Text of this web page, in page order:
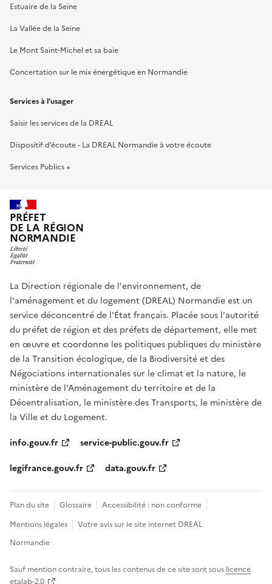
Estuaire de la Seine
La Vallée de la Seine
Le Mont Saint-Michel et sa baie
Concertation sur le mix énergétique en Normandie
Services à l’usager
Saisir les services de la DREAL
Dispositif d’écoute - La DREAL Normandie à votre écoute
Services Publics +
PRÉFET
DE LA RÉGION
NORMANDIE
La Direction régionale de l'environnement, de
l'aménagement et du logement (DREAL) Normandie est un
service déconcentré de l'État français. Placée sous l'autorité
du préfet de région et des préfets de département, elle met
en œuvre et coordonne les politiques publiques du ministère
de la Transition écologique, de la Biodiversité et des
Négociations internationales sur le climat et la nature, le
ministère de l’Aménagement du territoire et de la
Décentralisation, le ministère des Transports, le ministère de
la Ville et du Logement.
info.gouv.fr
service-public.gouv.fr
legifrance.gouv.fr
data.gouv.fr
Plan du site Glossaire
Accessibilité : non conforme
Mentions légales
Votre avis sur le site internet DREAL
Normandie
Sauf mention contraire, tous les contenus de ce site sont sous licence
etalab-2.0